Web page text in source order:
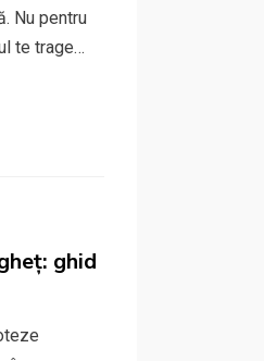
Nu pentru
te trage…
ghid